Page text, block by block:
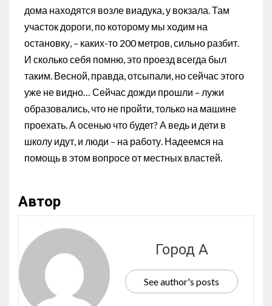
дома находятся возле виадука, у вокзала. Там
участок дороги, по которому мы ходим на
остановку, – каких-то 200 метров, сильно разбит.
И сколько себя помню, это проезд всегда был
таким. Весной, правда, отсыпали, но сейчас этого
уже не видно… Сейчас дожди прошли – лужи
образовались, что не пройти, только на машине
проехать. А осенью что будет? А ведь и дети в
школу идут, и люди – на работу. Надеемся на
помощь в этом вопросе от местных властей.
Автор
Город А
See author's posts